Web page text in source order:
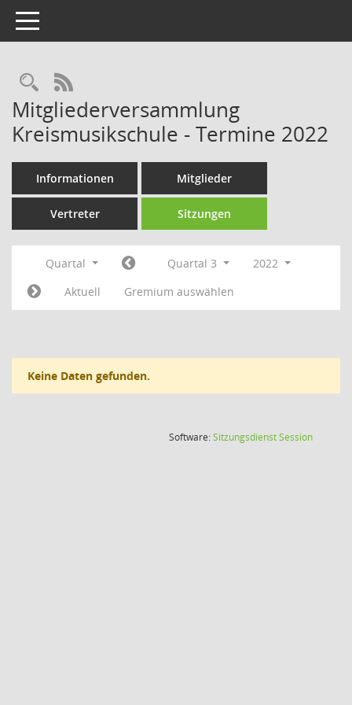
Toggle navigation
Rechercheauswahl
RSS-Feed
Mitgliederversammlung
Kreismusikschule - Termine 2022
Informationen Mitglieder
Vertreter Sitzungen
Quartal Quartal 3
2022
Aktuell
Gremium auswählen
Keine Daten gefunden.
Software:SitzungsdienstSession(Wird in